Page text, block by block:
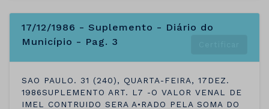
17/12/1986 - Suplemento - Diário do
Município - Pag. 3
SAO PAULO. 31 (240), QUARTA-FEIRA, 17DEZ.
1986SUPLEMENTO ART. L7 -O VALOR VENAL DE
IMEL CONTRUIDO SERA A•RADO PELA SOMA DO